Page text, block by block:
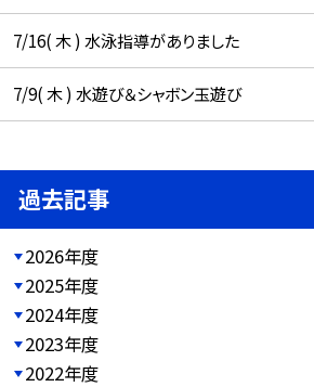
7/16( 木 ) 水泳指導がありました
7/9( 木 ) 水遊び＆シャボン玉遊び
過去記事
2026年度
2025年度
2024年度
2023年度
2022年度